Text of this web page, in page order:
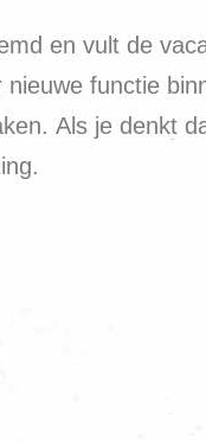
en vult de
functie
Als je denkt